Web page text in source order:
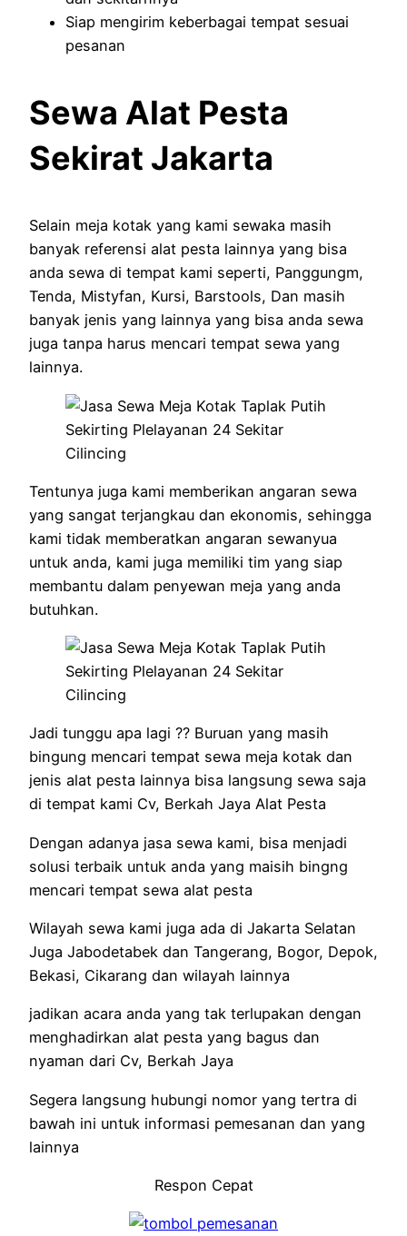
Siap mengirim keberbagai tempat sesuai
pesanan
Sewa Alat Pesta
Sekirat Jakarta
Selain meja kotak yang kami sewaka masih
banyak referensi alat pesta lainnya yang bisa
anda sewa di tempat kami seperti, Panggungm,
Tenda, Mistyfan, Kursi, Barstools, Dan masih
banyak jenis yang lainnya yang bisa anda sewa
juga tanpa harus mencari tempat sewa yang
lainnya.
Tentunya juga kami memberikan angaran sewa
yang sangat terjangkau dan ekonomis, sehingga
kami tidak memberatkan angaran sewanyua
untuk anda, kami juga memiliki tim yang siap
membantu dalam penyewan meja yang anda
butuhkan.
Jadi tunggu apa lagi ?? Buruan yang masih
bingung mencari tempat sewa meja kotak dan
jenis alat pesta lainnya bisa langsung sewa saja
di tempat kami Cv, Berkah Jaya Alat Pesta
Dengan adanya jasa sewa kami, bisa menjadi
solusi terbaik untuk anda yang maisih bingng
mencari tempat sewa alat pesta
Wilayah sewa kami juga ada di Jakarta Selatan
Juga Jabodetabek dan Tangerang, Bogor, Depok,
Bekasi, Cikarang dan wilayah lainnya
jadikan acara anda yang tak terlupakan dengan
menghadirkan alat pesta yang bagus dan
nyaman dari Cv, Berkah Jaya
Segera langsung hubungi nomor yang tertra di
bawah ini untuk informasi pemesanan dan yang
lainnya
Respon Cepat